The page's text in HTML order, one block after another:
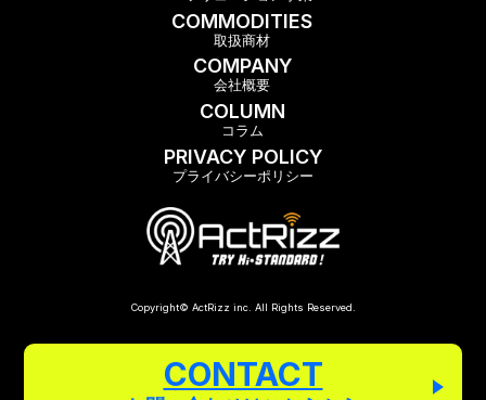
CONTACT
COMMODITIES
取扱商材
COMPANY
会社概要
COLUMN
コラム
PRIVACY POLICY
プライバシーポリシー
Copyright© ActRizz inc. All Rights Reserved.